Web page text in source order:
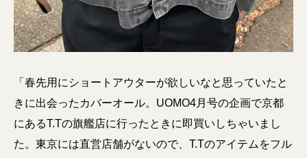
「春先用にショートアウターが欲しいなと思っていたと
きに出会ったカバーオール。UOMO4月号の企画で京都
にあるT.Tの旗艦店に行ったときに即買いしちゃいまし
た。東京には直営店舗がないので、T.Tのアイテムをフル